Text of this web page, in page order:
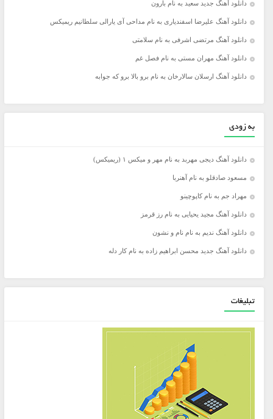
دانلود آهنگ جدید سعید به نام بارون
دانلود آهنگ علیرضا اسفندیاری به نام مداحی آی یارالی سلطانیم ریمیکس
دانلود آهنگ مرتضی اشرفی به نام سلامتی
دانلود آهنگ مهران مستی به نام فصل غم
دانلود آهنگ ارسلان سالارخان به نام برو بالا برو که جوابه
به زودی
دانلود آهنگ دیجی مهربد به نام مهر و میکس ۱ (ریمیکس)
مسعود صادقلو به نام آهنربا
مهراد جم به نام کاپوچینو
دانلود آهنگ مجید یحیایی به نام رز قرمز
دانلود آهنگ ندیم به نام نام و نشون
دانلود آهنگ جدید محسن ابراهیم زاده به نام کار دله
تبلیغات